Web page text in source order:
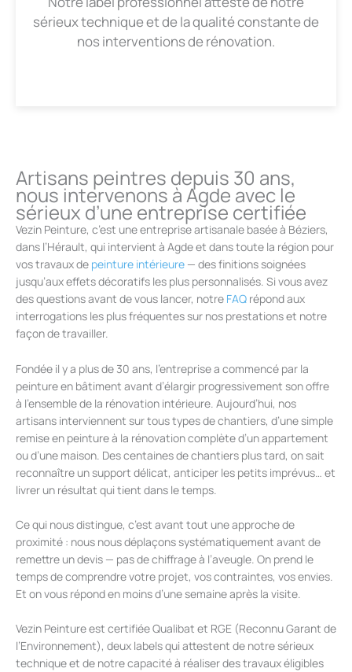
sérieux technique et de la qualité constante de
nos interventions de rénovation.
Artisans peintres depuis 30 ans,
nous intervenons à Agde avec le
sérieux d’une entreprise certifiée
Vezin Peinture, c’est une entreprise artisanale basée à Béziers,
dans l’Hérault, qui intervient à Agde et dans toute la région pour
vos travaux de peinture intérieure — des finitions soignées
jusqu’aux effets décoratifs les plus personnalisés. Si vous avez
des questions avant de vous lancer, notre FAQ répond aux
interrogations les plus fréquentes sur nos prestations et notre
façon de travailler.
Fondée il y a plus de 30 ans, l’entreprise a commencé par la
peinture en bâtiment avant d’élargir progressivement son offre
à l’ensemble de la rénovation intérieure. Aujourd’hui, nos
artisans interviennent sur tous types de chantiers, d’une simple
remise en peinture à la rénovation complète d’un appartement
ou d’une maison. Des centaines de chantiers plus tard, on sait
reconnaître un support délicat, anticiper les petits imprévus… et
livrer un résultat qui tient dans le temps.
Ce qui nous distingue, c’est avant tout une approche de
proximité : nous nous déplaçons systématiquement avant de
remettre un devis — pas de chiffrage à l’aveugle. On prend le
temps de comprendre votre projet, vos contraintes, vos envies.
Et on vous répond en moins d’une semaine après la visite.
Vezin Peinture est certifiée Qualibat et RGE (Reconnu Garant de
l’Environnement), deux labels qui attestent de notre sérieux
technique et de notre capacité à réaliser des travaux éligibles